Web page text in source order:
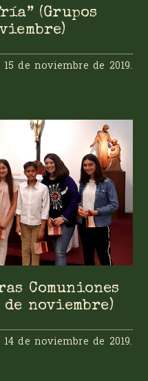
(Grupos
15 de noviembre de 2019.
Comuniones
noviembre)
14 de noviembre de 2019.